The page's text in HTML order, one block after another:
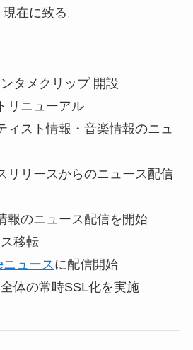
在に致る。
タメクリップ 開設
リニューアル
スト情報・音楽情報のニュ
リースからのニュース配信
のニュース配信を開始
移転
ニュースに配信開始
体の常時SSL化を実施